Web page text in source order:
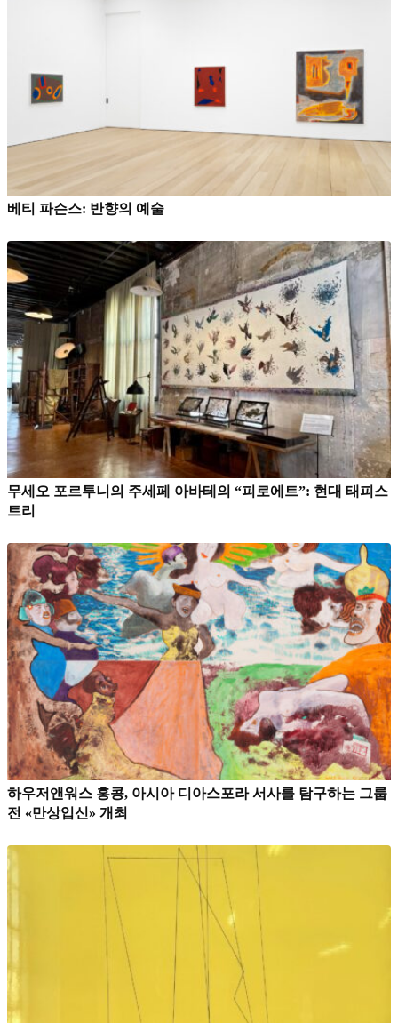
베티 파슨스: 반향의 예술
무세오 포르투니의 주세페 아바테의 “피로에트”: 현대 태피스
트리
하우저앤워스 홍콩, 아시아 디아스포라 서사를 탐구하는 그룹
전 «만상입신» 개최